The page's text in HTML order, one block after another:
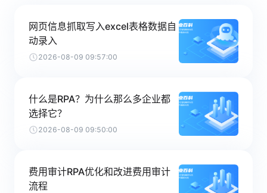
网页信息抓取写入excel表格数据自
动录入
2026-08-09 09:57:00
什么是RPA？为什么那么多企业都
选择它？
2026-08-09 09:50:00
费用审计RPA优化和改进费用审计
流程